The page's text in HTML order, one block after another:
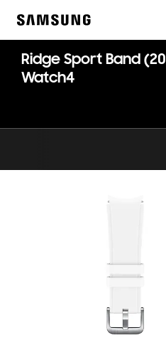
Ridge Sport Band
Watch4